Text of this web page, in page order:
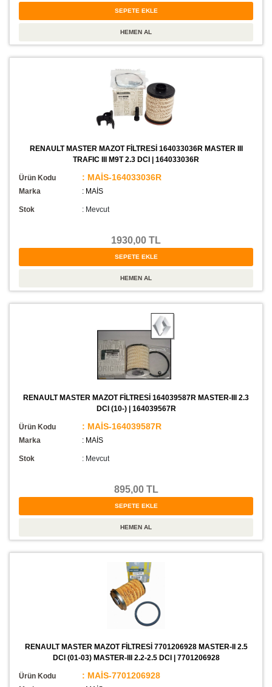
RENAULT MASTER MAZOT FİLTRESİ 164033036R MASTER III
TRAFIC III M9T 2.3 DCI | 164033036R
Ürün Kodu : MAİS-164033036R
Marka : MAİS
Stok : Mevcut
1930,00 TL
RENAULT MASTER MAZOT FİLTRESİ 164039587R MASTER-III 2.3
DCI (10-) | 164039567R
Ürün Kodu : MAİS-164039587R
Marka : MAİS
Stok : Mevcut
895,00 TL
RENAULT MASTER MAZOT FİLTRESİ 7701206928 MASTER-II 2.5
DCI (01-03) MASTER-III 2.2-2.5 DCI | 7701206928
Ürün Kodu : MAİS-7701206928